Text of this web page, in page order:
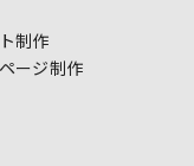
制作
ージ制作